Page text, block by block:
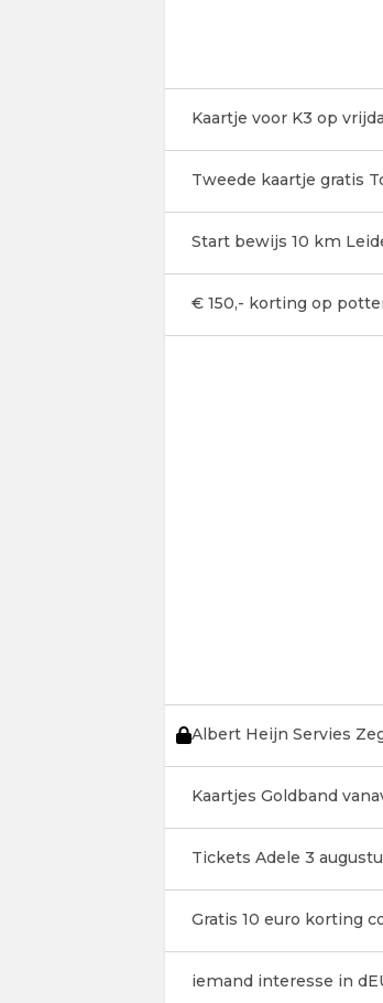
Kaartje voor K3 op
Tweede kaartje gratis
Start bewijs 10 km
€ 150,- korting op
Albert Heijn Servies
Kaartjes Goldband
Tickets Adele 3
Gratis 10 euro korting
iemand interesse in